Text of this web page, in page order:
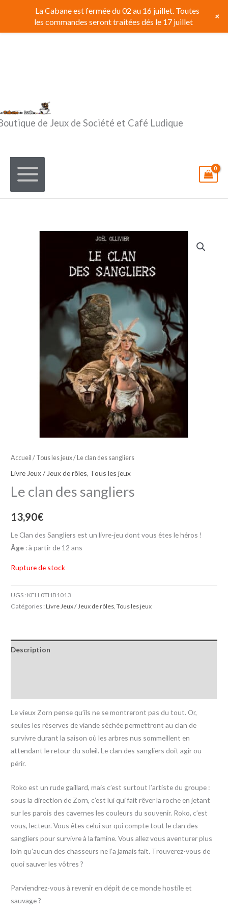
contenu
de Jeux de Société et Café Ludique
Accueil / Tous les jeux/ Le clan des sangliers
Livre Jeux / Jeux de rôles, Tous les jeux
Le clan des sangliers
13,90€
Le Clan des Sangliers est un livre-jeu dont vous êtes le héros !
Âge : à partir de 12 ans
Rupture de stock
UGS : KFLL0THB1013
Catégories :Livre Jeux / Jeux de rôles ,Tous les jeux
Description
Le vieux Zorn pense qu’ils ne se montreront pas du tout. Or,
seules les réserves de viande séchée permettront au clan de
survivre durant la saison où les arbres nus sommeillent en
attendant le retour du soleil. Le clan des sangliers doit agir ou
périr.
Roko est un rude gaillard, mais c’est surtout l’artiste du groupe :
sous la direction de Zorn, c’est lui qui fait rêver la roche en jetant
sur les parois des cavernes les couleurs du souvenir. Roko, c’est
vous, lecteur. Vous êtes celui sur qui compte tout le clan des
sangliers pour survivre à la famine. Vous allez vous aventurer plus
loin qu’aucun des chasseurs ne l’a jamais fait. Trouverez-vous de
quoi sauver les vôtres ?
Parviendrez-vous à revenir en dépit de ce monde hostile et
sauvage ?
La Cabane est fermée du 02 au 16 juillet. Toutes
les commandes seront traitées dés le 17 juillet
+